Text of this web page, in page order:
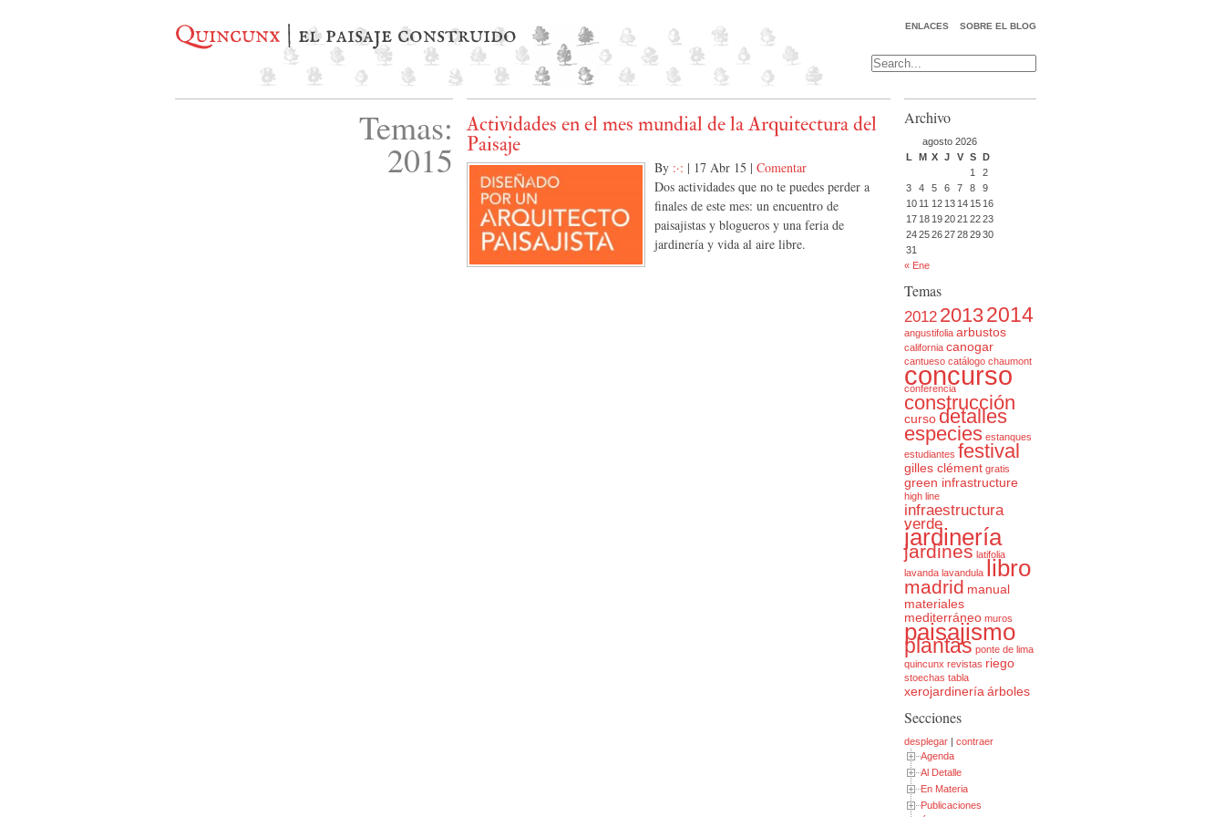
SOBRE EL BLOG
ENLACES
Quincunx | el paisaje construido
Temas:
2015
Actividades en el mes mundial de la Arquitectura del
Paisaje
By :·: | 17 Abr 15 | Comentar
Dos actividades que no te puedes perder a
finales de este mes: un encuentro de
paisajistas y blogueros y una feria de
jardinería y vida al aire libre.
Archivo
agosto 2026
L
M X J V S D
1
2
3
4 5 6 7 8
9
10 11 12 13 14 15 16
17 18 192021 2223
24252627282930
31
« Ene
Temas
2012 20132014
angustifolia arbustos
california canogar
cantueso catálogo chaumont
concurso
conferencia
construcción
cursodetalles
especies estanques
estudiantes festival
gilles clément gratis
green infrastructure
high line
infraestructura
verde
jardinería
jardines latifolia
lavanda lavandula libro
madrid manual
materiales
mediterráneo muros
paisajismo
plantas ponte de lima
quincunx revistas riego
stoechas tabla
xerojardinería árboles
Secciones
desplegar | contraer
Agenda
Al Detalle
En Materia
Publicaciones